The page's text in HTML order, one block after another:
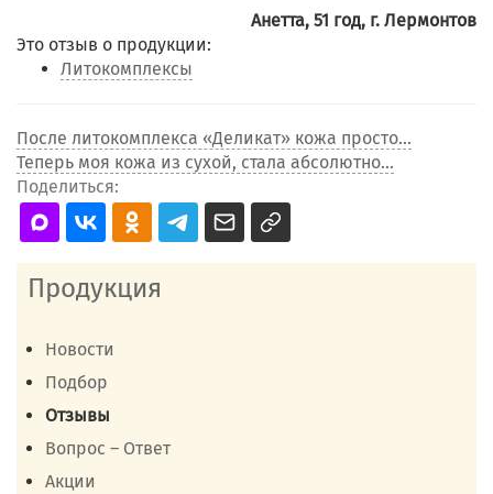
Анетта, 51 год, г. Лермонтов
Это отзыв о продукции:
Литокомплексы
После литокомплекса «Деликат» кожа просто...
Теперь моя кожа из сухой, стала абсолютно...
Поделиться:
Продукция
Новости
Подбор
Отзывы
Вопрос – Ответ
Акции